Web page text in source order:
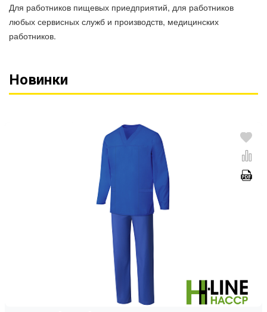
Для работников пищевых приедприятий, для работников
любых сервисных служб и производств, медицинских
работников.
Новинки